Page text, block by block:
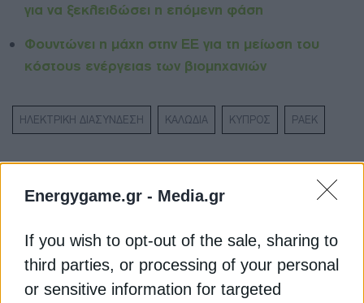
Energygame.gr - Media.gr
If you wish to opt-out of the sale, sharing to
third parties, or processing of your personal
or sensitive information for targeted
για να ξεκλειδώσει η επόμενη φάση
Φουντώνει η μάχη στην ΕΕ για τη μείωση του
κόστους ενέργειας των βιομηχανιών
ΗΛΕΚΤΡΙΚΗ ΔΙΑΣΥΝΔΕΣΗ ΚΑΛΩΔΙΑ ΚΥΠΡΟΣ ΡΑΕΚ
ΔΕΊΤΕ ΕΠΊΣΗΣ